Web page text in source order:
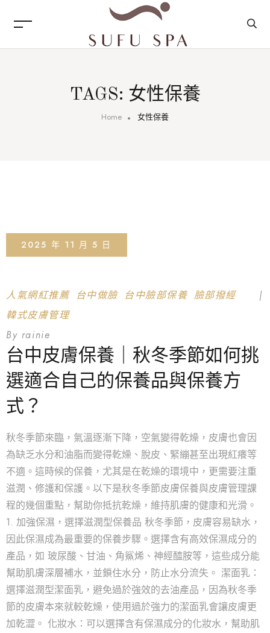
TAGS: 女性保養
Home 女性保養
2025 年 11 月 5 日
人氣網紅推薦 台中做臉 台中臉部保養 臉部撥經
韓式皮膚管理
By rainie
台中皮膚保養｜秋冬季節如何挑
選適合自己的保養品與保養方
式？
秋冬季節來臨，氣溫逐漸下降，空氣變得乾燥，皮膚也會因
為缺乏水分和油脂而變得乾燥、脫皮、緊繃甚至出現紅癢等
不適。這時候的保養，尤其是在乾燥的環境中，更需要注重
滋潤、修護和保護。以下是秋冬季節皮膚保養與皮膚管理課
程的幾個重點，幫助你抵抗乾燥，維持肌膚的健康和光滑。
1. 加強保濕，選擇滋潤型保養品 秋冬季節，皮膚容易缺水，
因此保濕成為最重要的保養步驟。選擇含有高效保濕成分的
產品，如 玻尿酸、甘油、角鯊烯、神經醯胺等，這些成分能
幫助肌膚深層補水，並鎖住水分，防止水分流失。 潔面乳：
選擇滋潤型潔面乳，避免過於強效的去油產品，因為秋冬季
節的皮膚本來就較乾燥，使用過於強力的潔面乳會讓皮膚更
加乾澀。 化妝水：可以選擇含有保濕成分的化妝水，幫助肌